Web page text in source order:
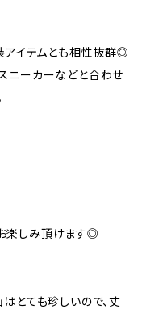
アイテムとも相性抜群◎
ニーカーなどと合わせ
楽しみ頂けます◎
とても珍しいので、丈